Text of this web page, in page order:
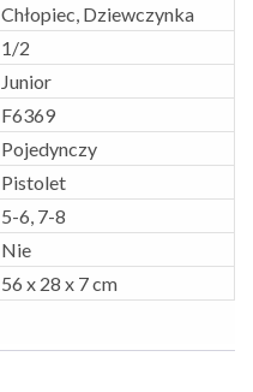
Chłopiec, Dziewczynka
1/2
Junior
F6369
Pojedynczy
Pistolet
5-6, 7-8
Nie
56 x 28 x 7 cm